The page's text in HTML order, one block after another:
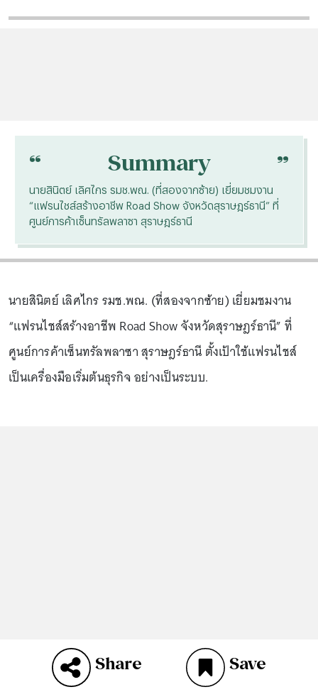
“ Summary “
นายสินิตย์ เลิศไกร รมช.พณ. (ที่สองจากซ้าย) เยี่ยมชมงาน
“แฟรนไชส์สร้างอาชีพ Road Show จังหวัดสุราษฎร์ธานี” ที่
ศูนย์การค้าเซ็นทรัลพลาซา สุราษฎร์ธานี
นายสินิตย์ เลิศไกร รมช.พณ. (ที่สองจากซ้าย) เยี่ยมชมงาน
“แฟรนไชส์สร้างอาชีพ Road Show จังหวัดสุราษฎร์ธานี” ที่
ศูนย์การค้าเซ็นทรัลพลาซา สุราษฎร์ธานี ตั้งเป้าใช้แฟรนไชส์
เป็นเครื่องมือเริ่มต้นธุรกิจ อย่างเป็นระบบ.
Share Save